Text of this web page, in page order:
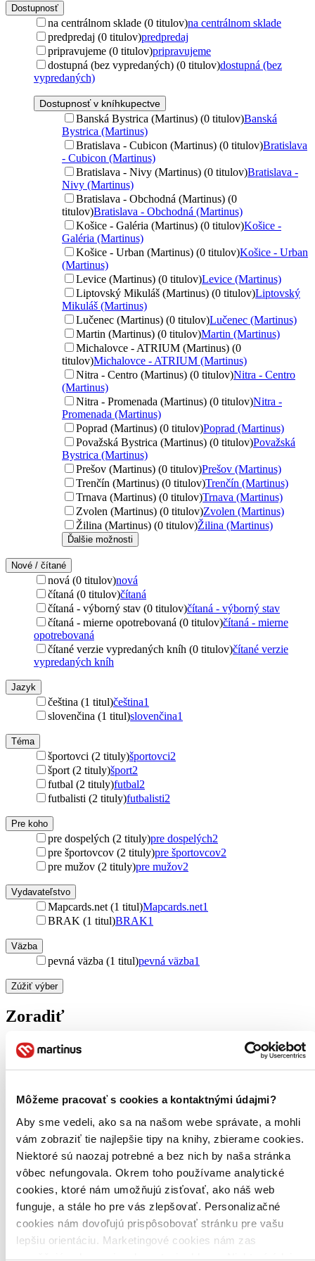
Môžeme pracovať s cookies a kontaktnými údajmi?
Aby sme vedeli, ako sa na našom webe správate, a mohli
vám zobraziť tie najlepšie tipy na knihy, zbierame cookies.
Niektoré sú naozaj potrebné a bez nich by naša stránka
vôbec nefungovala. Okrem toho používame analytické
cookies, ktoré nám umožňujú zisťovať, ako náš web
funguje, a stále ho pre vás zlepšovať. Personalizačné
cookies nám dovoľujú prispôsobovať stránku pre vašu
lepšiu orientáciu. Marketingové cookies nám zas
umožňujú zobrazenie relevantnej reklamy. Niektoré údaje
Dostupnosť
na centrálnom sklade (0 titulov)na centrálnom sklade
predpredaj (0 titulov)predpredaj
pripravujeme (0 titulov)pripravujeme
dostupná (bez vypredaných) (0 titulov)dostupná (bez
vypredaných)
Dostupnosť v kníhkupectve
Banská Bystrica (Martinus) (0 titulov)Banská
Bystrica (Martinus)
Bratislava - Cubicon (Martinus) (0 titulov)Bratislava
- Cubicon (Martinus)
Bratislava - Nivy (Martinus) (0 titulov)Bratislava -
Nivy (Martinus)
Bratislava - Obchodná (Martinus) (0
titulov)Bratislava - Obchodná (Martinus)
Košice - Galéria (Martinus) (0 titulov)Košice -
Galéria (Martinus)
Košice - Urban (Martinus) (0 titulov)Košice - Urban
(Martinus)
Levice (Martinus) (0 titulov)Levice (Martinus)
Liptovský Mikuláš (Martinus) (0 titulov)Liptovský
Mikuláš (Martinus)
Lučenec (Martinus) (0 titulov)Lučenec (Martinus)
Martin (Martinus) (0 titulov)Martin (Martinus)
Michalovce - ATRIUM (Martinus) (0
titulov)Michalovce - ATRIUM (Martinus)
Nitra - Centro (Martinus) (0 titulov)Nitra - Centro
(Martinus)
Nitra - Promenada (Martinus) (0 titulov)Nitra -
Promenada (Martinus)
Poprad (Martinus) (0 titulov)Poprad (Martinus)
Považská Bystrica (Martinus) (0 titulov)Považská
Bystrica (Martinus)
Prešov (Martinus) (0 titulov)Prešov (Martinus)
Trenčín (Martinus) (0 titulov)Trenčín (Martinus)
Trnava (Martinus) (0 titulov)Trnava (Martinus)
Zvolen (Martinus) (0 titulov)Zvolen (Martinus)
Žilina (Martinus) (0 titulov)Žilina (Martinus)
Ďalšie možnosti
Nové / čítané
nová (0 titulov)nová
čítaná (0 titulov)čítaná
čítaná - výborný stav (0 titulov)čítaná - výborný stav
čítaná - mierne opotrebovaná (0 titulov)čítaná - mierne
opotrebovaná
čítané verzie vypredaných kníh (0 titulov)čítané verzie
vypredaných kníh
Jazyk
čeština (1 titul)čeština1
slovenčina (1 titul)slovenčina1
Téma
športovci (2 tituly)športovci2
šport (2 tituly)šport2
futbal (2 tituly)futbal2
futbalisti (2 tituly)futbalisti2
Pre koho
pre dospelých (2 tituly)pre dospelých2
pre športovcov (2 tituly)pre športovcov2
pre mužov (2 tituly)pre mužov2
Vydavateľstvo
Mapcards.net (1 titul)Mapcards.net1
BRAK (1 titul)BRAK1
Väzba
pevná väzba (1 titul)pevná väzba1
Zúžiť výber
Zoradiť
Top hodnotené
Novinky
Najdrahšie
Najlacnejšie
Najvyššia zľava